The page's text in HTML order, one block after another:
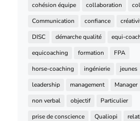
cohésion équipe
collaboration
Communication
confiance
DISC
démarche qualité
equi-
equicoaching
formation
FPA
horse-coaching
ingénierie
jeunes
leadership
management
Manager
non verbal
objectif
Particulier
prise de conscience
Qualiopi